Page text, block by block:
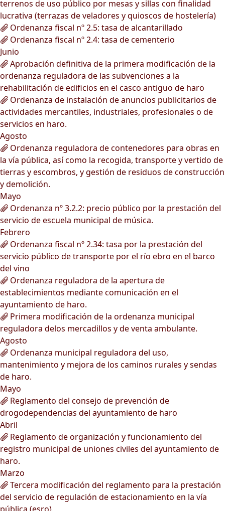
terrenos de uso público por mesas y sillas con finalidad
lucrativa (terrazas de veladores y quioscos de hostelería)
Ordenanza fiscal nº 2.5: tasa de alcantarillado
Ordenanza fiscal nº 2.4: tasa de cementerio
Junio
Aprobación definitiva de la primera modificación de la
ordenanza reguladora de las subvenciones a la
rehabilitación de edificios en el casco antiguo de haro
Ordenanza de instalación de anuncios publicitarios de
actividades mercantiles, industriales, profesionales o de
servicios en haro.
Agosto
Ordenanza reguladora de contenedores para obras en
la vía pública, así como la recogida, transporte y vertido de
tierras y escombros, y gestión de residuos de construcción
y demolición.
Mayo
Ordenanza nº 3.2.2: precio público por la prestación del
servicio de escuela municipal de música.
Febrero
Ordenanza fiscal nº 2.34: tasa por la prestación del
servicio público de transporte por el río ebro en el barco
del vino
Ordenanza reguladora de la apertura de
establecimientos mediante comunicación en el
ayuntamiento de haro.
Primera modificación de la ordenanza municipal
reguladora delos mercadillos y de venta ambulante.
Agosto
Ordenanza municipal reguladora del uso,
mantenimiento y mejora de los caminos rurales y sendas
de haro.
Mayo
Reglamento del consejo de prevención de
drogodependencias del ayuntamiento de haro
Abril
Reglamento de organización y funcionamiento del
registro municipal de uniones civiles del ayuntamiento de
haro.
Marzo
Tercera modificación del reglamento para la prestación
del servicio de regulación de estacionamiento en la vía